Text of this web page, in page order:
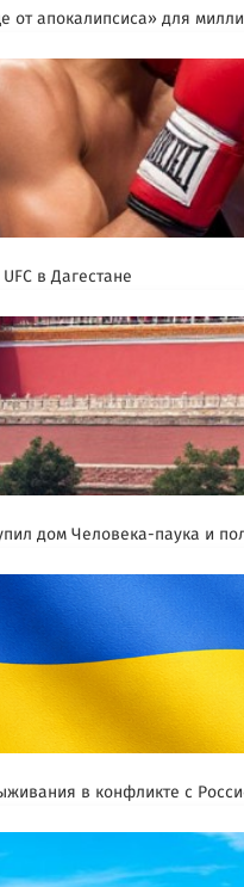
от апокалипсиса» для
в Дагестане
дом Человека-паука и
в конфликте с